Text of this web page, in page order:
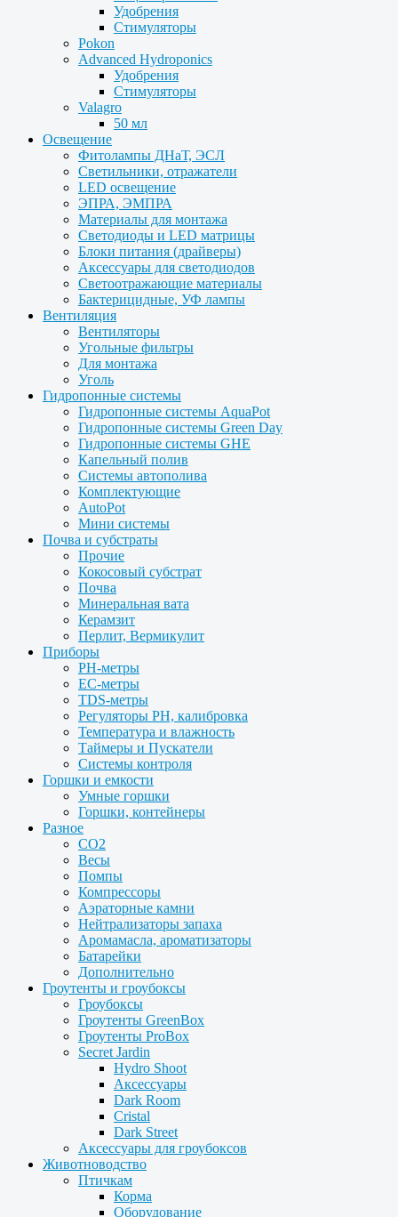
Удобрения
Стимуляторы
Pokon
Advanced Hydroponics
Удобрения
Стимуляторы
Valagro
50 мл
Освещение
Фитолампы ДНаТ, ЭСЛ
Светильники, отражатели
LED освещение
ЭПРА, ЭМПРА
Материалы для монтажа
Светодиоды и LED матрицы
Блоки питания (драйверы)
Аксессуары для светодиодов
Светоотражающие материалы
Бактерицидные, УФ лампы
Вентиляция
Вентиляторы
Угольные фильтры
Для монтажа
Уголь
Гидропонные системы
Гидропонные системы AquaPot
Гидропонные системы Green Day
Гидропонные системы GHE
Капельный полив
Системы автополива
Комплектующие
AutoPot
Мини системы
Почва и субстраты
Прочие
Кокосовый субстрат
Почва
Минеральная вата
Керамзит
Перлит, Вермикулит
Приборы
PH-метры
EC-метры
TDS-метры
Регуляторы PH, калибровка
Температура и влажность
Таймеры и Пускатели
Системы контроля
Горшки и емкости
Умные горшки
Горшки, контейнеры
Разное
CO2
Весы
Помпы
Компрессоры
Аэраторные камни
Нейтрализаторы запаха
Аромамасла, ароматизаторы
Батарейки
Дополнительно
Гроутенты и гроубоксы
Гроубоксы
Гроутенты GreenBox
Гроутенты ProBox
Secret Jardin
Hydro Shoot
Аксессуары
Dark Room
Cristal
Dark Street
Аксессуары для гроубоксов
Животноводство
Птичкам
Корма
Оборудование